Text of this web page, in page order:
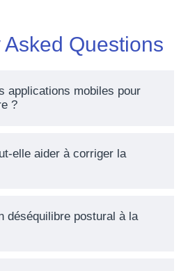
Questions
applications mobiles pour
?
elle aider à corriger la
déséquilibre postural à la